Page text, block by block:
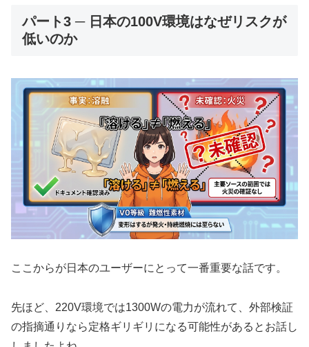
パート3 ─ 日本の100V環境はなぜリスクが
低いのか
ここからが日本のユーザーにとって一番重要な話です。
先ほど、220V環境では1300Wの電力が流れて、外部検証
の指摘通りなら定格ギリギリになる可能性があるとお話し